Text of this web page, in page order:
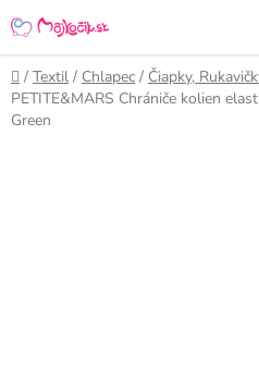
na
obsah
Domov
/ Textil / Chlapec / Čiapky,
PETITE&MARS Chrániče kolien
Green